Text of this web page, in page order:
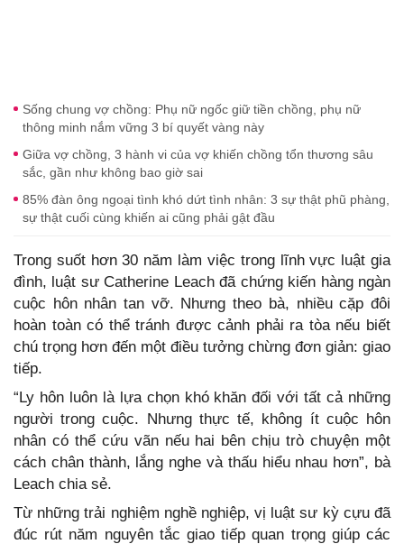
Sống chung vợ chồng: Phụ nữ ngốc giữ tiền chồng, phụ nữ
thông minh nắm vững 3 bí quyết vàng này
Giữa vợ chồng, 3 hành vi của vợ khiến chồng tổn thương sâu
sắc, gần như không bao giờ sai
85% đàn ông ngoại tình khó dứt tình nhân: 3 sự thật phũ phàng,
sự thật cuối cùng khiến ai cũng phải gật đầu
Trong suốt hơn 30 năm làm việc trong lĩnh vực luật gia
đình, luật sư Catherine Leach đã chứng kiến hàng ngàn
cuộc hôn nhân tan vỡ. Nhưng theo bà, nhiều cặp đôi
hoàn toàn có thể tránh được cảnh phải ra tòa nếu biết
chú trọng hơn đến một điều tưởng chừng đơn giản: giao
tiếp.
“Ly hôn luôn là lựa chọn khó khăn đối với tất cả những
người trong cuộc. Nhưng thực tế, không ít cuộc hôn
nhân có thể cứu vãn nếu hai bên chịu trò chuyện một
cách chân thành, lắng nghe và thấu hiểu nhau hơn”, bà
Leach chia sẻ.
Từ những trải nghiệm nghề nghiệp, vị luật sư kỳ cựu đã
đúc rút năm nguyên tắc giao tiếp quan trọng giúp các